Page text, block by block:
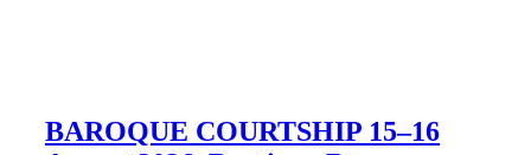
BAROQUE COURTSHIP 15–16